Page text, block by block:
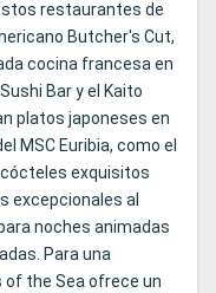
restaurantes de
Butcher's Cut,
cocina francesa en
Bar y el Kaito
platos japoneses en
MSC Euribia, como el
cócteles exquisitos
excepcionales al
noches animadas
Para una
of the Sea ofrece un